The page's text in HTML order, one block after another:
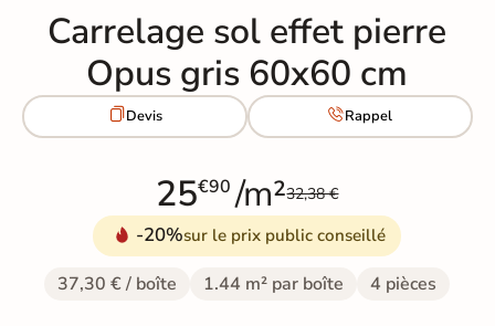
Carrelage sol effet pierre
Opus gris 60x60 cm
Devis Rappel
25€90 /m²32,38 €
-20%sur le prix public conseillé
37,30 € / boîte 1.44 m² par boîte 4 pièces